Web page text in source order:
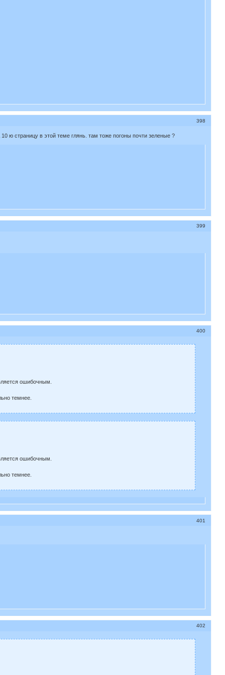
398
ю страницу в этой теме глянь. там тоже погоны почти зеленые ?
399
400
ошибочным.
темнее.
ошибочным.
темнее.
401
402